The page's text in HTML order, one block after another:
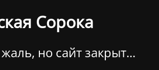
Сорока
но сайт закрыт...